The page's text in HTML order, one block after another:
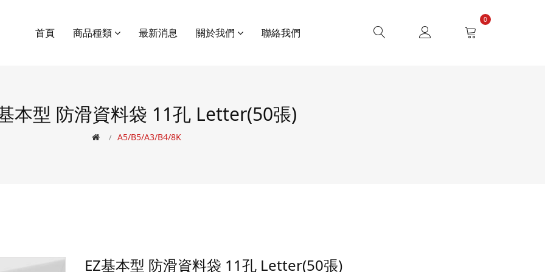
首頁 商品種類 最新消息 關於我們 聯絡我們
0
本型 防滑資料袋 11孔 Letter(50張)
A5/B5/A3/B4/8K
EZ基本型 防滑資料袋 11孔 Letter(50張)